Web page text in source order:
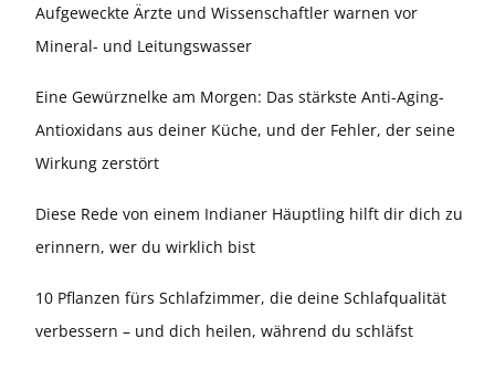
Aufgeweckte Ärzte und Wissenschaftler warnen vor
Mineral- und Leitungswasser
Eine Gewürznelke am Morgen: Das stärkste Anti-Aging-
Antioxidans aus deiner Küche, und der Fehler, der seine
Wirkung zerstört
Diese Rede von einem Indianer Häuptling hilft dir dich zu
erinnern, wer du wirklich bist
10 Pflanzen fürs Schlafzimmer, die deine Schlafqualität
verbessern – und dich heilen, während du schläfst